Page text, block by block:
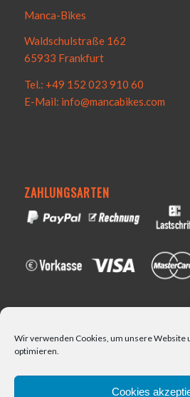
Wir verwenden Cookies, um unsere Website
optimieren.
Cookies
Manca-Bikes
Waldschulstraße 162
65933 Frankfurt
Tel.: +49 152 023 910 60
E-Mail: info@mancabikes.com
ZAHLUNGSARTEN